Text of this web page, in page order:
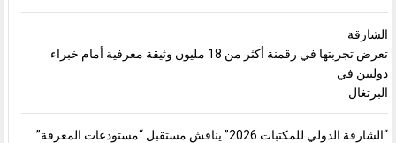
الشارقة
تعرض تجربتها في رقمنة أكثر من 18 مليون وثيقة معرفية أمام خبراء
دوليين في
البرتغال
“الشارقة الدولي للمكتبات 2026” يناقش مستقبل “مستودعات المعرفة”